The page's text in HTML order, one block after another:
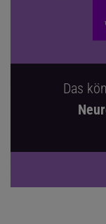
Das